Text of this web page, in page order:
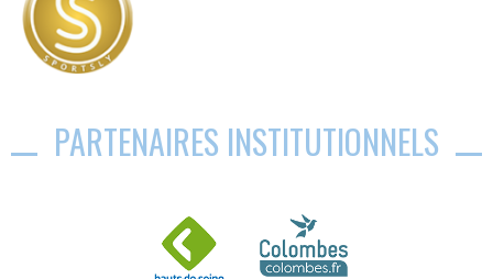
PARTENAIRES INSTITUTIONNELS